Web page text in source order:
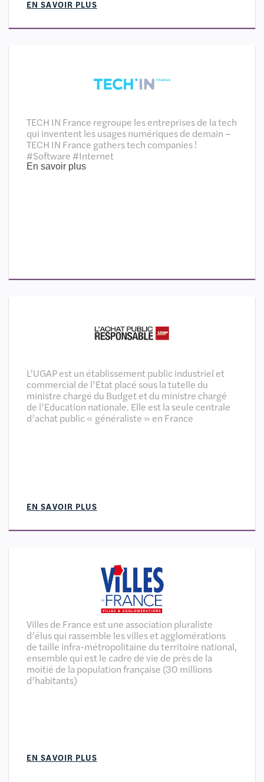
EN SAVOIR PLUS
TECH IN France regroupe les entreprises de la tech
qui inventent les usages numériques de demain –
TECH IN France gathers tech companies !
#Software #Internet
En savoir plus
L’UGAP est un établissement public industriel et
commercial de l’Etat placé sous la tutelle du
ministre chargé du Budget et du ministre chargé
de l’Education nationale. Elle est la seule centrale
d’achat public « généraliste » en France
EN SAVOIR PLUS
Villes de France est une association pluraliste
d’élus qui rassemble les villes et agglomérations
de taille infra-métropolitaine du territoire national,
ensemble qui est le cadre de vie de près de la
moitié de la population française (30 millions
d’habitants)
EN SAVOIR PLUS